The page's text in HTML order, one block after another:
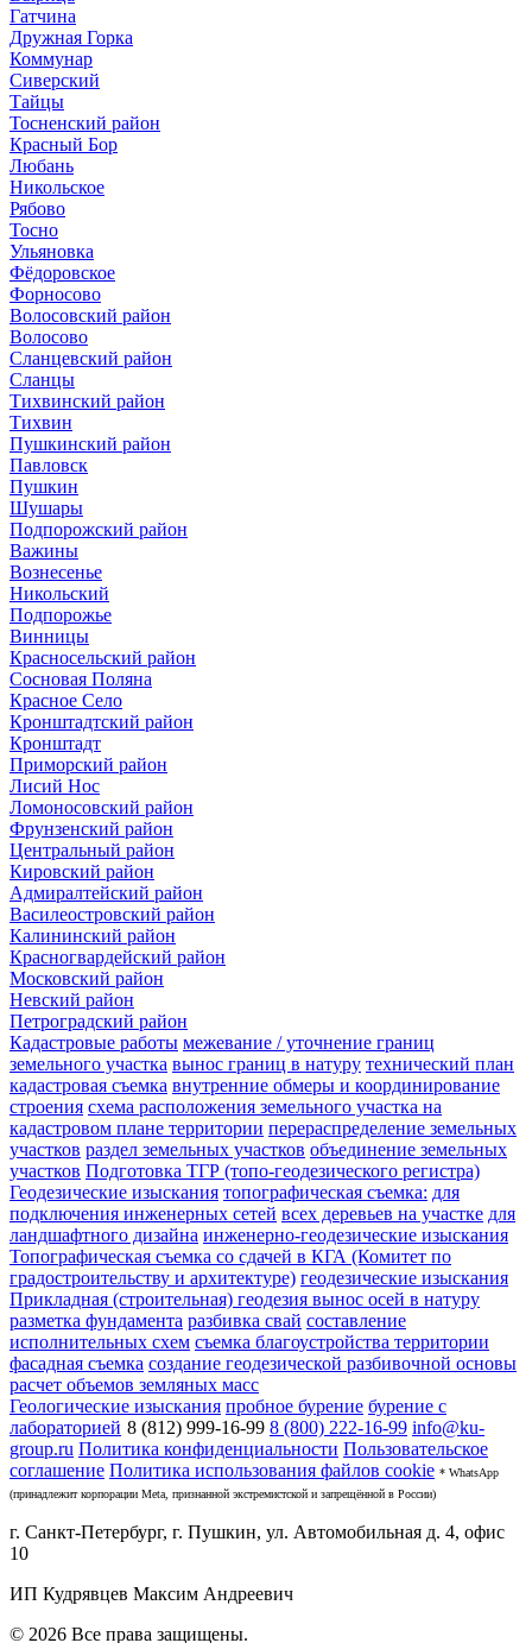
Гатчина
Дружная Горка
Коммунар
Сиверский
Тайцы
Тосненский район
Красный Бор
Любань
Никольское
Рябово
Тосно
Ульяновка
Фёдоровское
Форносово
Волосовский район
Волосово
Сланцевский район
Сланцы
Тихвинский район
Тихвин
Пушкинский район
Павловск
Пушкин
Шушары
Подпорожский район
Важины
Вознесенье
Никольский
Подпорожье
Винницы
Красносельский район
Сосновая Поляна
Красное Село
Кронштадтский район
Кронштадт
Приморский район
Лисий Нос
Ломоносовский район
Фрунзенский район
Центральный район
Кировский район
Адмиралтейский район
Василеостровский район
Калининский район
Красногвардейский район
Московский район
Невский район
Петроградский район
Кадастровые работы межевание / уточнение границ
земельного участка вынос границ в натуру технический план
кадастровая съемка внутренние обмеры и координирование
строения схема расположения земельного участка на
кадастровом плане территории перераспределение земельных
участков раздел земельных участков объединение земельных
участков Подготовка ТГР (топо-геодезического регистра)
Геодезические изыскания топографическая съемка: для
подключения инженерных сетей всех деревьев на участке для
ландшафтного дизайна инженерно-геодезические изыскания
Топографическая съемка со сдачей в КГА (Комитет по
градостроительству и архитектуре) геодезические изыскания
Прикладная (строительная) геодезия вынос осей в натуру
разметка фундамента разбивка свай составление
исполнительных схем съемка благоустройства территории
фасадная съемка создание геодезической разбивочной основы
расчет объемов земляных масс
Геологические изыскания пробное бурение бурение с
лабораторией 8 (812) 999-16-99 8 (800) 222-16-99 info@ku-
group.ru Политика конфиденциальности Пользовательское
соглашение Политика использования файлов cookie * WhatsApp
(принадлежит корпорации Meta, признанной экстремистской и запрещённой в России)
г. Санкт-Петербург, г. Пушкин, ул. Автомобильная д. 4, офис
10
ИП Кудрявцев Максим Андреевич
© 2026 Все права защищены.